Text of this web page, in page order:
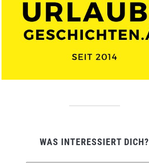
WAS INTERESSIERT DICH?